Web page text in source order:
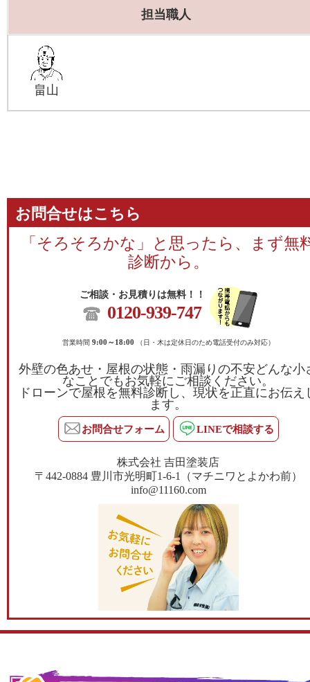
担当職人
畠山
お問合せはこちら
「そろそろかな」と思ったら、まず無
診断から。
ご相談・お見積りは無料！！
0120-939-747
営業時間 9:00～18:00 （日・木は定休日のため電話受付のみ対応）
外壁の色あせ・屋根の状態・雨漏りの不安どんな小
なことでもお気軽にご相談ください。
ドローンで屋根を無料診断し、現状を正直にお伝え
ます。
お問合せフォーム LINEで相談する
株式会社 吉田塗装店
〒442-0884 豊川市光明町1-6-1（マチニワとよかわ前）
info@11160.com